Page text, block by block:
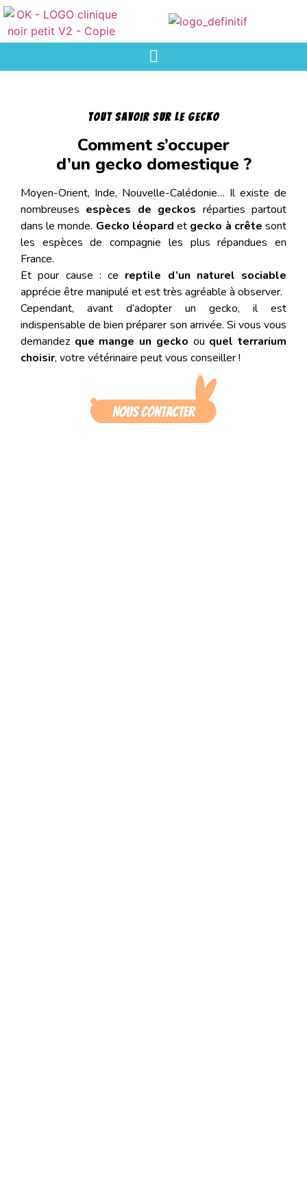
Tout savoir sur le gecko
Comment s’occuper
d’un gecko domestique ?
Moyen-Orient, Inde, Nouvelle-Calédonie… Il existe de
nombreuses espèces de geckos réparties partout
dans le monde. Gecko léopard et gecko à crête sont
les espèces de compagnie les plus répandues en
France.
Et pour cause : ce reptile d’un naturel sociable
apprécie être manipulé et est très agréable à observer.
Cependant, avant d’adopter un gecko, il est
indispensable de bien préparer son arrivée. Si vous vous
demandez que mange un gecko ou quel terrarium
choisir, votre vétérinaire peut vous conseiller !